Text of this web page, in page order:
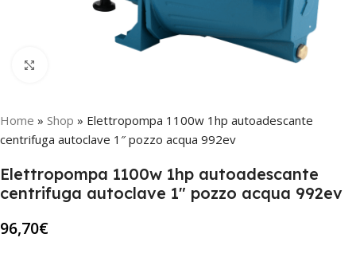
Home » Shop » Elettropompa 1100w 1hp autoadescante
centrifuga autoclave 1″ pozzo acqua 992ev
Elettropompa 1100w 1hp autoadescante
centrifuga autoclave 1″ pozzo acqua 992ev
96,70€